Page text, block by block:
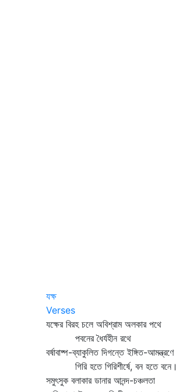
যক্ষ
Verses
যক্ষের বিরহ চলে অবিশ্রাম অলকার পথে
পবনের ধৈর্যহীন রথে
বর্ষাবাষ্প-ব্যাকুলিত দিগন্তে ইঙ্গিত-আমন্ত্রণে
গিরি হতে গিরিশীর্ষে, বন হতে বনে।
সমুৎসুক বলাকার ডানার আনন্দ-চঞ্চলতা